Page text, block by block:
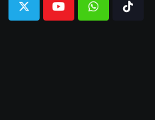
WhatsappTiktok